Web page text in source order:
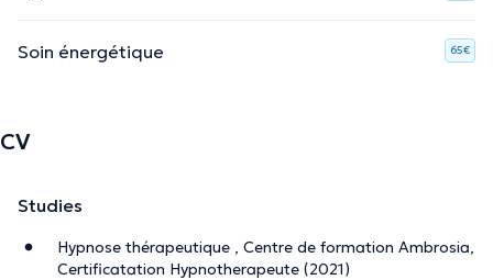
Soin énergétique 65€
CV
Studies
Hypnose thérapeutique , Centre de formation Ambrosia,
Certificatation Hypnotherapeute (2021)